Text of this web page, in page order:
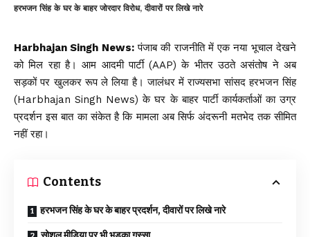
हरभजन सिंह के घर के बाहर जोरदार विरोध, दीवारों पर लिखे नारे
Harbhajan Singh News:पंजाब की राजनीति में एक नया भूचाल देखने
को मिल रहा है। आम आदमी पार्टी (AAP) के भीतर उठते असंतोष ने अब
सड़कों पर खुलकर रूप ले लिया है। जालंधर में राज्यसभा सांसद हरभजन सिंह
(Harbhajan Singh News) के घर के बाहर पार्टी कार्यकर्ताओं का उग्र
प्रदर्शन इस बात का संकेत है कि मामला अब सिर्फ अंदरूनी मतभेद तक सीमित
नहीं रहा।
Contents
हरभजन सिंह के घर के बाहर प्रदर्शन, दीवारों पर लिखे नारे